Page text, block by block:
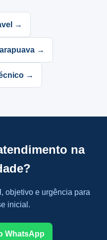
→
→
→
na
objetivo e urgência para
inicial.
WhatsApp